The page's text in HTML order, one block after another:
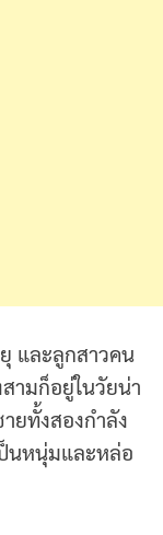
และลูกสาวคน
ามก็อยู่ในวัยน่า
ยทั้งสองกำลัง
นหนุ่มและหล่อ